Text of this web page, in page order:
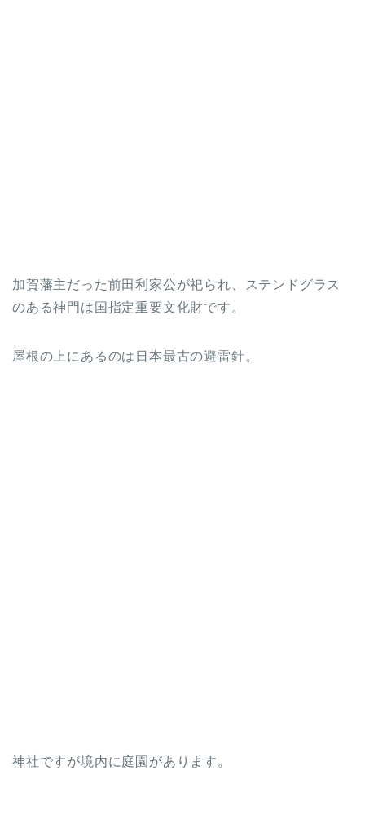
加賀藩主だった前田利家公が祀られ、ステンドグラス
のある神門は国指定重要文化財です。
屋根の上にあるのは日本最古の避雷針。
神社ですが境内に庭園があります。